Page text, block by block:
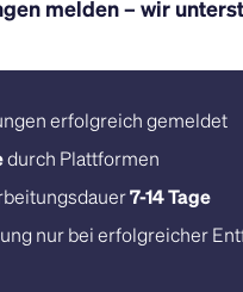
von
Überwachung von
Bewertungen
melden – wir
erfolgreich gemeldet
durch Plattformen
7-14 Tage
nur bei erfolgreicher